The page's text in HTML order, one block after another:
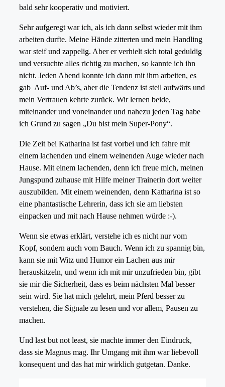
bald sehr kooperativ und motiviert.
Sehr aufgeregt war ich, als ich dann selbst wieder mit ihm
arbeiten durfte. Meine Hände zitterten und mein Handling
war steif und zappelig. Aber er verhielt sich total geduldig
und versuchte alles richtig zu machen, so kannte ich ihn
nicht. Jeden Abend konnte ich dann mit ihm arbeiten, es
gab Auf- und Ab’s, aber die Tendenz ist steil aufwärts und
mein Vertrauen kehrte zurück. Wir lernen beide,
miteinander und voneinander und nahezu jeden Tag habe
ich Grund zu sagen „Du bist mein Super-Pony“.
Die Zeit bei Katharina ist fast vorbei und ich fahre mit
einem lachenden und einem weinenden Auge wieder nach
Hause. Mit einem lachenden, denn ich freue mich, meinen
Jungspund zuhause mit Hilfe meiner Trainerin dort weiter
auszubilden. Mit einem weinenden, denn Katharina ist so
eine phantastische Lehrerin, dass ich sie am liebsten
einpacken und mit nach Hause nehmen würde :-).
Wenn sie etwas erklärt, verstehe ich es nicht nur vom
Kopf, sondern auch vom Bauch. Wenn ich zu spannig bin,
kann sie mit Witz und Humor ein Lachen aus mir
herauskitzeln, und wenn ich mit mir unzufrieden bin, gibt
sie mir die Sicherheit, dass es beim nächsten Mal besser
sein wird. Sie hat mich gelehrt, mein Pferd besser zu
verstehen, die Signale zu lesen und vor allem, Pausen zu
machen.
Und last but not least, sie machte immer den Eindruck,
dass sie Magnus mag. Ihr Umgang mit ihm war liebevoll
konsequent und das hat mir wirklich gutgetan. Danke.